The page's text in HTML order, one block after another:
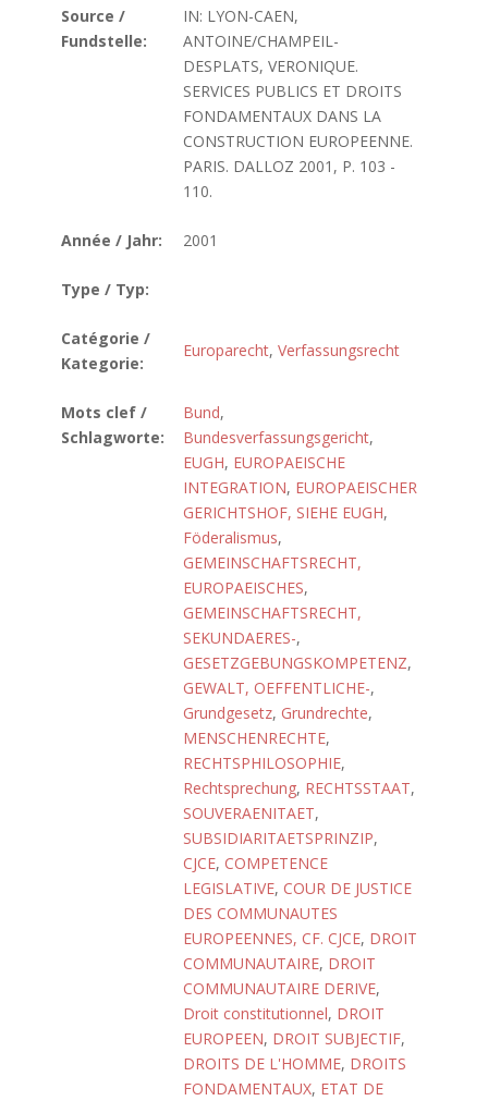
Source /
Fundstelle:
IN: LYON-CAEN,
ANTOINE/CHAMPEIL-
DESPLATS, VERONIQUE.
SERVICES PUBLICS ET DROITS
FONDAMENTAUX DANS LA
CONSTRUCTION EUROPEENNE.
PARIS. DALLOZ 2001, P. 103 -
110.
Année / Jahr: 2001
Type / Typ:
Catégorie /
Kategorie:
Europarecht, Verfassungsrecht
Mots clef /
Schlagworte:
Bund,
Bundesverfassungsgericht,
EUGH, EUROPAEISCHE
INTEGRATION, EUROPAEISCHER
GERICHTSHOF, SIEHE EUGH,
Föderalismus,
GEMEINSCHAFTSRECHT,
EUROPAEISCHES,
GEMEINSCHAFTSRECHT,
SEKUNDAERES-,
GESETZGEBUNGSKOMPETENZ,
GEWALT, OEFFENTLICHE-,
Grundgesetz, Grundrechte,
MENSCHENRECHTE,
RECHTSPHILOSOPHIE,
Rechtsprechung, RECHTSSTAAT,
SOUVERAENITAET,
SUBSIDIARITAETSPRINZIP,
CJCE, COMPETENCE
LEGISLATIVE, COUR DE JUSTICE
DES COMMUNAUTES
EUROPEENNES, CF. CJCE, DROIT
COMMUNAUTAIRE, DROIT
COMMUNAUTAIRE DERIVE,
Droit constitutionnel, DROIT
EUROPEEN, DROIT SUBJECTIF,
DROITS DE L'HOMME, DROITS
FONDAMENTAUX, ETAT DE